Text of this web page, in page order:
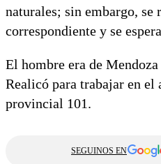
naturales; sin embargo, se
correspondiente y se
El hombre era de
Realicó para trabajar en el
provincial 101.
SEGUINOS EN